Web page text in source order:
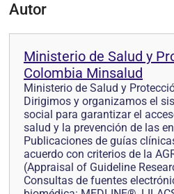
Autor
Ministerio de Salud y
Colombia Minsalud
Ministerio de Salud y
Dirigimos y organizamos el
social para garantizar el
salud y la prevención de las
Publicaciones de guías
acuerdo con criterios de la
(Appraisal of Guideline
Consultas de fuentes